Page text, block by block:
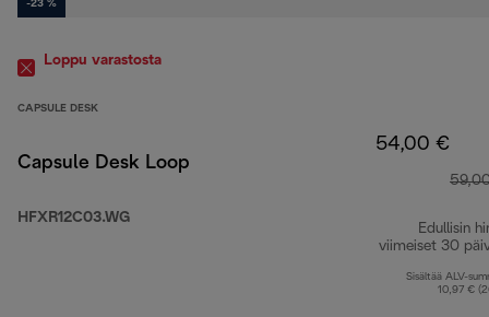
-23 %
Loppu varastosta
CAPSULE DESK
Capsule Desk Loop
HFXR12C03.WG
54,00 €
Edullisin
viimeiset 30
Sisältää ALV-
10,97 €